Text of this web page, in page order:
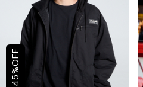
45
%
OFF